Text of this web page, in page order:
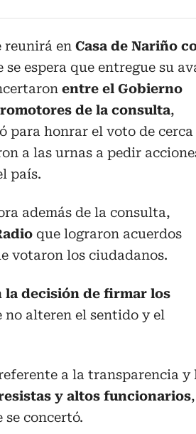
reunirá en Casa de Nariño
se espera que entregue su
entre el Gobierno
de la consulta,
para honrar el voto de cerca
a las urnas a pedir
país.
además de la consulta,
que lograron acuerdos
votaron los ciudadanos.
la decisión de firmar los
alteren el sentido y el
a la transparencia y
y altos funcionarios,
concertó.